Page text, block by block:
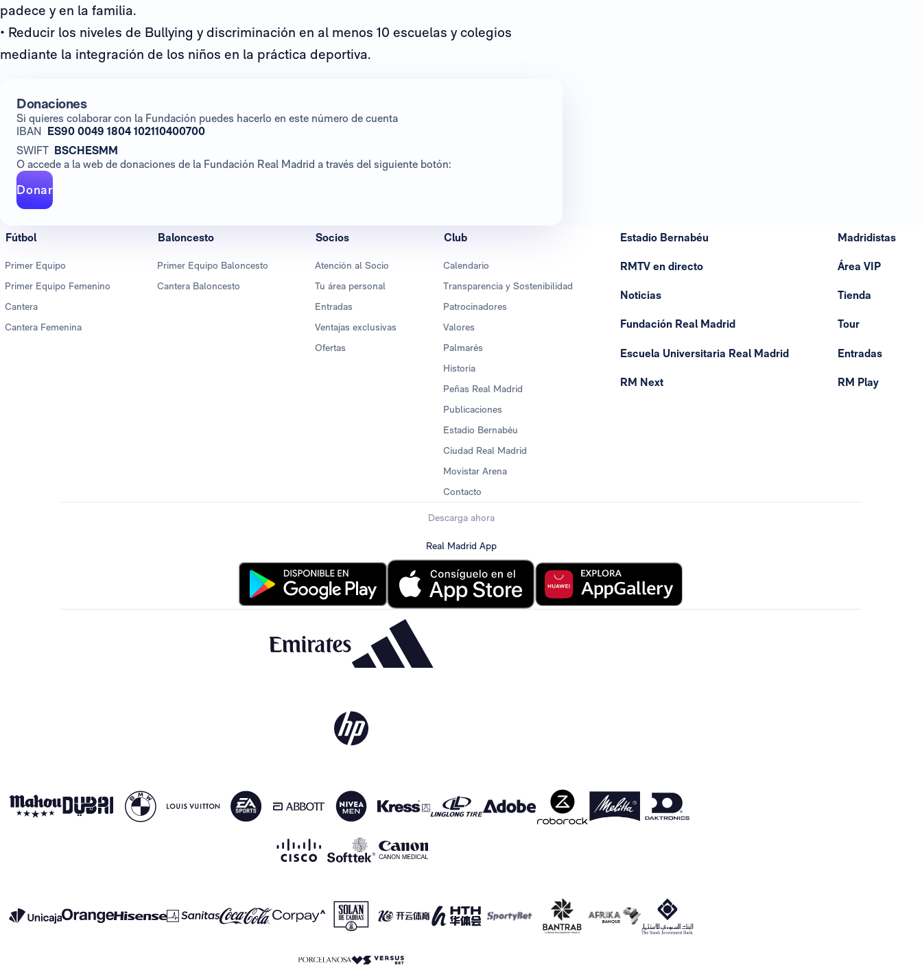
padece y en la familia.
• Reducir los niveles de Bullying y discriminación en al menos 10 escuelas y colegios
mediante la integración de los niños en la práctica deportiva.
Donaciones
Si quieres colaborar con la Fundación puedes hacerlo en este número de cuenta
IBAN ES90 0049 1804 102110400700
SWIFT BSCHESMM
O accede a la web de donaciones de la Fundación Real Madrid a través del siguiente botón:
Donar
Fútbol
Primer Equipo
Primer Equipo Femenino
Cantera
Cantera Femenina
Baloncesto
Primer Equipo Baloncesto
Cantera Baloncesto
Socios
Atención al Socio
Tu área personal
Entradas
Ventajas exclusivas
Ofertas
Club
Calendario
Transparencia y Sostenibilidad
Patrocinadores
Valores
Palmarés
Historia
Peñas Real Madrid
Publicaciones
Estadio Bernabéu
Ciudad Real Madrid
Movistar Arena
Contacto
Estadio Bernabéu
RMTV en directo
Noticias
Fundación Real Madrid
Escuela Universitaria Real Madrid
RM Next
Madridistas
Área VIP
Tienda
Tour
Entradas
RM Play
Descarga ahora
Real Madrid App